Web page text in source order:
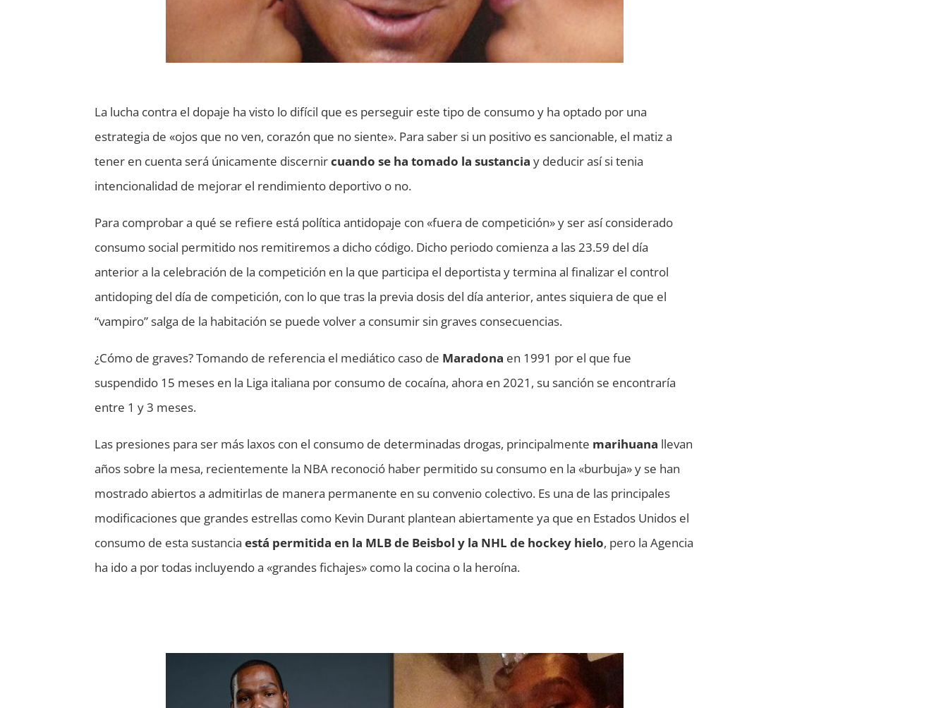
La lucha contra el dopaje ha visto lo difícil que es perseguir este tipo de consumo y ha optado por una
estrategia de «ojos que no ven, corazón que no siente». Para saber si un positivo es sancionable, el matiz a
tener en cuenta será únicamente discernircuando se ha tomado la sustancia y deducir así si tenia
intencionalidad de mejorar el rendimiento deportivo o no.
Para comprobar a qué se refiere está política antidopaje con «fuera de competición» y ser así considerado
consumo social permitido nos remitiremos a dicho código. Dicho periodo comienza a las 23.59 del día
anterior a la celebración de la competición en la que participa el deportista y termina al finalizar el control
antidoping del día de competición, con lo que tras la previa dosis del día anterior, antes siquiera de que el
“vampiro” salga de la habitación se puede volver a consumir sin graves consecuencias.
¿Cómo de graves? Tomando de referencia el mediático caso de Maradona en 1991 por el que fue
suspendido 15 meses en la Liga italiana por consumo de cocaína, ahora en 2021, su sanción se encontraría
entre 1 y 3 meses.
Las presiones para ser más laxos con el consumo de determinadas drogas, principalmente marihuana llevan
años sobre la mesa, recientemente la NBA reconoció haber permitido su consumo en la «burbuja» y se han
mostrado abiertos a admitirlas de manera permanente en su convenio colectivo. Es una de las principales
modificaciones que grandes estrellas como Kevin Durant plantean abiertamente ya que en Estados Unidos el
consumo de esta sustanciaestá permitida en la MLB de Beisbol y la NHL de hockey hielo, pero la Agencia
ha ido a por todas incluyendo a «grandes fichajes» como la cocina o la heroína.